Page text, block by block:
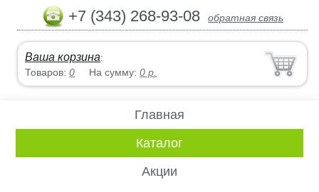
+7 (343) 268-93-08 обратная связь
Ваша корзина:
Товаров:0 На сумму:0 р.
Главная
Каталог
Акции